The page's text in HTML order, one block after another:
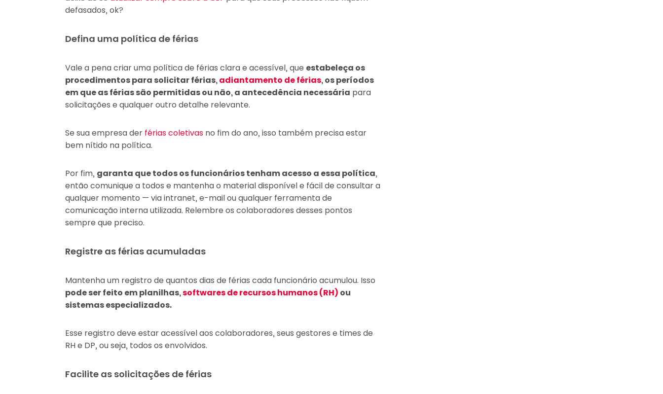
defasados, ok?
Defina uma política de férias
Vale a pena criar uma política de férias clara e acessível, que estabeleça os
procedimentos para solicitar férias,adiantamento de férias, os períodos
em que as férias são permitidas ou não, a antecedência necessária para
solicitações e qualquer outro detalhe relevante.
Se sua empresa der férias coletivas no fim do ano, isso também precisa estar
bem nítido na política.
Por fim, garanta que todos os funcionários tenham acesso a essa política,
então comunique a todos e mantenha o material disponível e fácil de consultar a
qualquer momento — via intranet, e-mail ou qualquer ferramenta de
comunicação interna utilizada. Relembre os colaboradores desses pontos
sempre que preciso.
Registre as férias acumuladas
Mantenha um registro de quantos dias de férias cada funcionário acumulou. Isso
pode ser feito em planilhas,softwares de recursos humanos (RH) ou
sistemas especializados.
Esse registro deve estar acessível aos colaboradores, seus gestores e times de
RH e DP, ou seja, todos os envolvidos.
Facilite as solicitações de férias